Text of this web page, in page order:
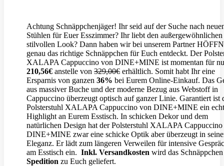
Achtung Schnäppchenjäger! Ihr seid auf der Suche nach
Stühlen für Euer Esszimmer? Ihr liebt den außergewöhnlichen
stilvollen Look? Dann haben wir bei unserem Partner
genau das richtige Schnäppchen für Euch entdeckt. Der
XALAPA Cappuccino von DINE+MINE ist momentan für
210,56€ anstelle von 329,00€ erhältlich. Somit habt Ihr eine
Ersparnis von ganzen 36% bei Eurem Online-Einkauf. Das
aus massiver Buche und der moderne Bezug aus Webstoff in
Cappuccino überzeugt optisch auf ganzer Linie. Garantiert ist
Polsterstuhl XALAPA Cappuccino von DINE+MINE ein
Highlight an Eurem Esstisch. In schicken Dekor und dem
natürlichen Design hat der Polsterstuhl XALAPA
DINE+MINE zwar eine schicke Optik aber überzeugt in
Eleganz. Er lädt zum längeren Verweilen für intensive
am Esstisch ein. Inkl. Versandkosten wird das
Spedition zu Euch geliefert.